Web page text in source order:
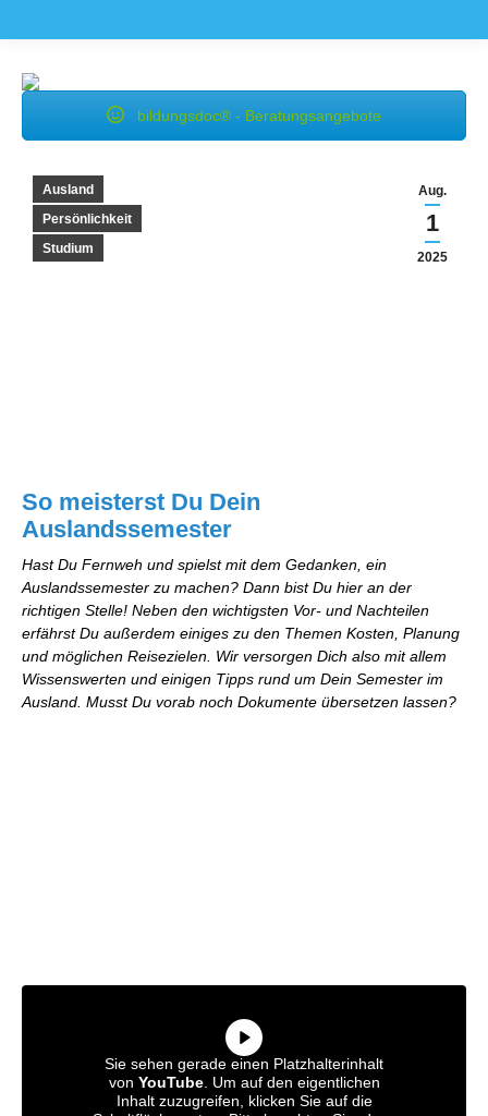
bildungsdoc® - Beratungsangebote
Aug.
1
2025
Ausland
Persönlichkeit
Studium
So meisterst Du Dein
Auslandssemester
Hast Du Fernweh und spielst mit dem Gedanken, ein
Auslandssemester zu machen? Dann bist Du hier an der
richtigen Stelle! Neben den wichtigsten Vor- und Nachteilen
erfährst Du außerdem einiges zu den Themen Kosten, Planung
und möglichen Reisezielen. Wir versorgen Dich also mit allem
Wissenswerten und einigen Tipps rund um Dein Semester im
Ausland. Musst Du vorab noch Dokumente übersetzen lassen?
Sie sehen gerade einen Platzhalterinhalt
von YouTube. Um auf den eigentlichen
Inhalt zuzugreifen, klicken Sie auf die